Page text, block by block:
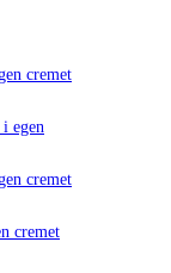
cremet
i egen
cremet
cremet